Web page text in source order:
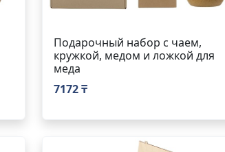
Подарочный набор с чаем,
кружкой, медом и ложкой для
меда
7172 ₸